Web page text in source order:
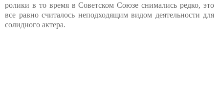
ролики в то время в Советском Союзе снимались редко, это
все равно считалось неподходящим видом деятельности для
солидного актера.